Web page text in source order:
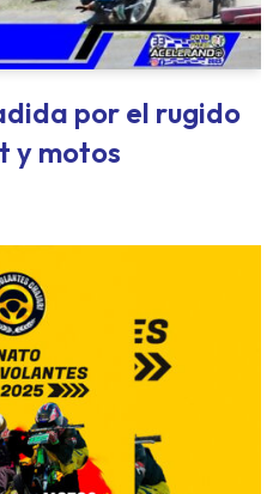
por el rugido
y motos